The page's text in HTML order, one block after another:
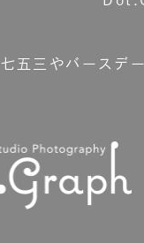
七五三やバースデ